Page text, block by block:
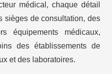
médical, chaque détail
sièges de consultation, des
équipements médicaux,
des établissements de
et des laboratoires.